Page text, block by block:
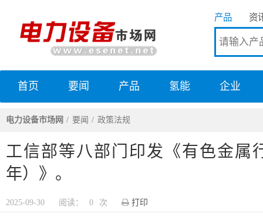
产品 资
首页 要闻 产品 氢能 企业
电力设备市场网 要闻 政策法规
工信部等八部门印发《有色金属
年）》。
2025-09-30 阅读： 0 次 打印